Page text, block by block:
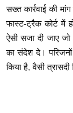
सख्त कार्रवाई की
फास्ट-ट्रैक कोर्ट में
ऐसी सजा दी जाए
का संदेश दे। परिजनों
किया है, वैसी